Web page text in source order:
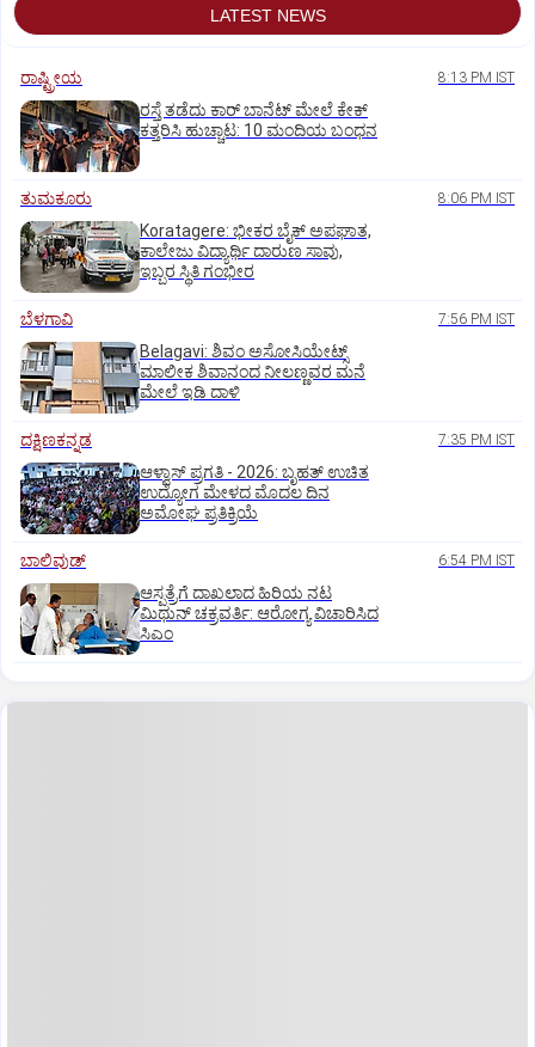
LATEST NEWS
ರಾಷ್ಟ್ರೀಯ 8:13 PM IST
ರಸ್ತೆ ತಡೆದು ಕಾರ್ ಬಾನೆಟ್ ಮೇಲೆ ಕೇಕ್
ಕತ್ತರಿಸಿ ಹುಚ್ಚಾಟ: 10 ಮಂದಿಯ ಬಂಧನ
ತುಮಕೂರು 8:06 PM IST
Koratagere: ಭೀಕರ ಬೈಕ್ ಅಪಘಾತ,
ಕಾಲೇಜು ವಿದ್ಯಾರ್ಥಿ ದಾರುಣ ಸಾವು,
ಇಬ್ಬರ ಸ್ಥಿತಿ ಗಂಭೀರ
ಬೆಳಗಾವಿ 7:56 PM IST
Belagavi: ಶಿವಂ ಅಸೋಸಿಯೇಟ್ಸ್
ಮಾಲೀಕ ಶಿವಾನಂದ ನೀಲಣ್ಣವರ ಮನೆ
ಮೇಲೆ ಇಡಿ‌ ದಾಳಿ
ದಕ್ಷಿಣಕನ್ನಡ 7:35 PM IST
ಆಳ್ವಾಸ್‌ ಪ್ರಗತಿ - 2026: ಬೃಹತ್ ಉಚಿತ
ಉದ್ಯೋಗ ಮೇಳದ ಮೊದಲ ದಿನ
ಅಮೋಘ ಪ್ರತಿಕ್ರಿಯೆ
ಬಾಲಿವುಡ್‌ 6:54 PM IST
ಆಸ್ಪತ್ರೆಗೆ ದಾಖಲಾದ ಹಿರಿಯ ನಟ
ಮಿಥುನ್ ಚಕ್ರವರ್ತಿ: ಆರೋಗ್ಯ ವಿಚಾರಿಸಿದ
ಸಿಎಂ